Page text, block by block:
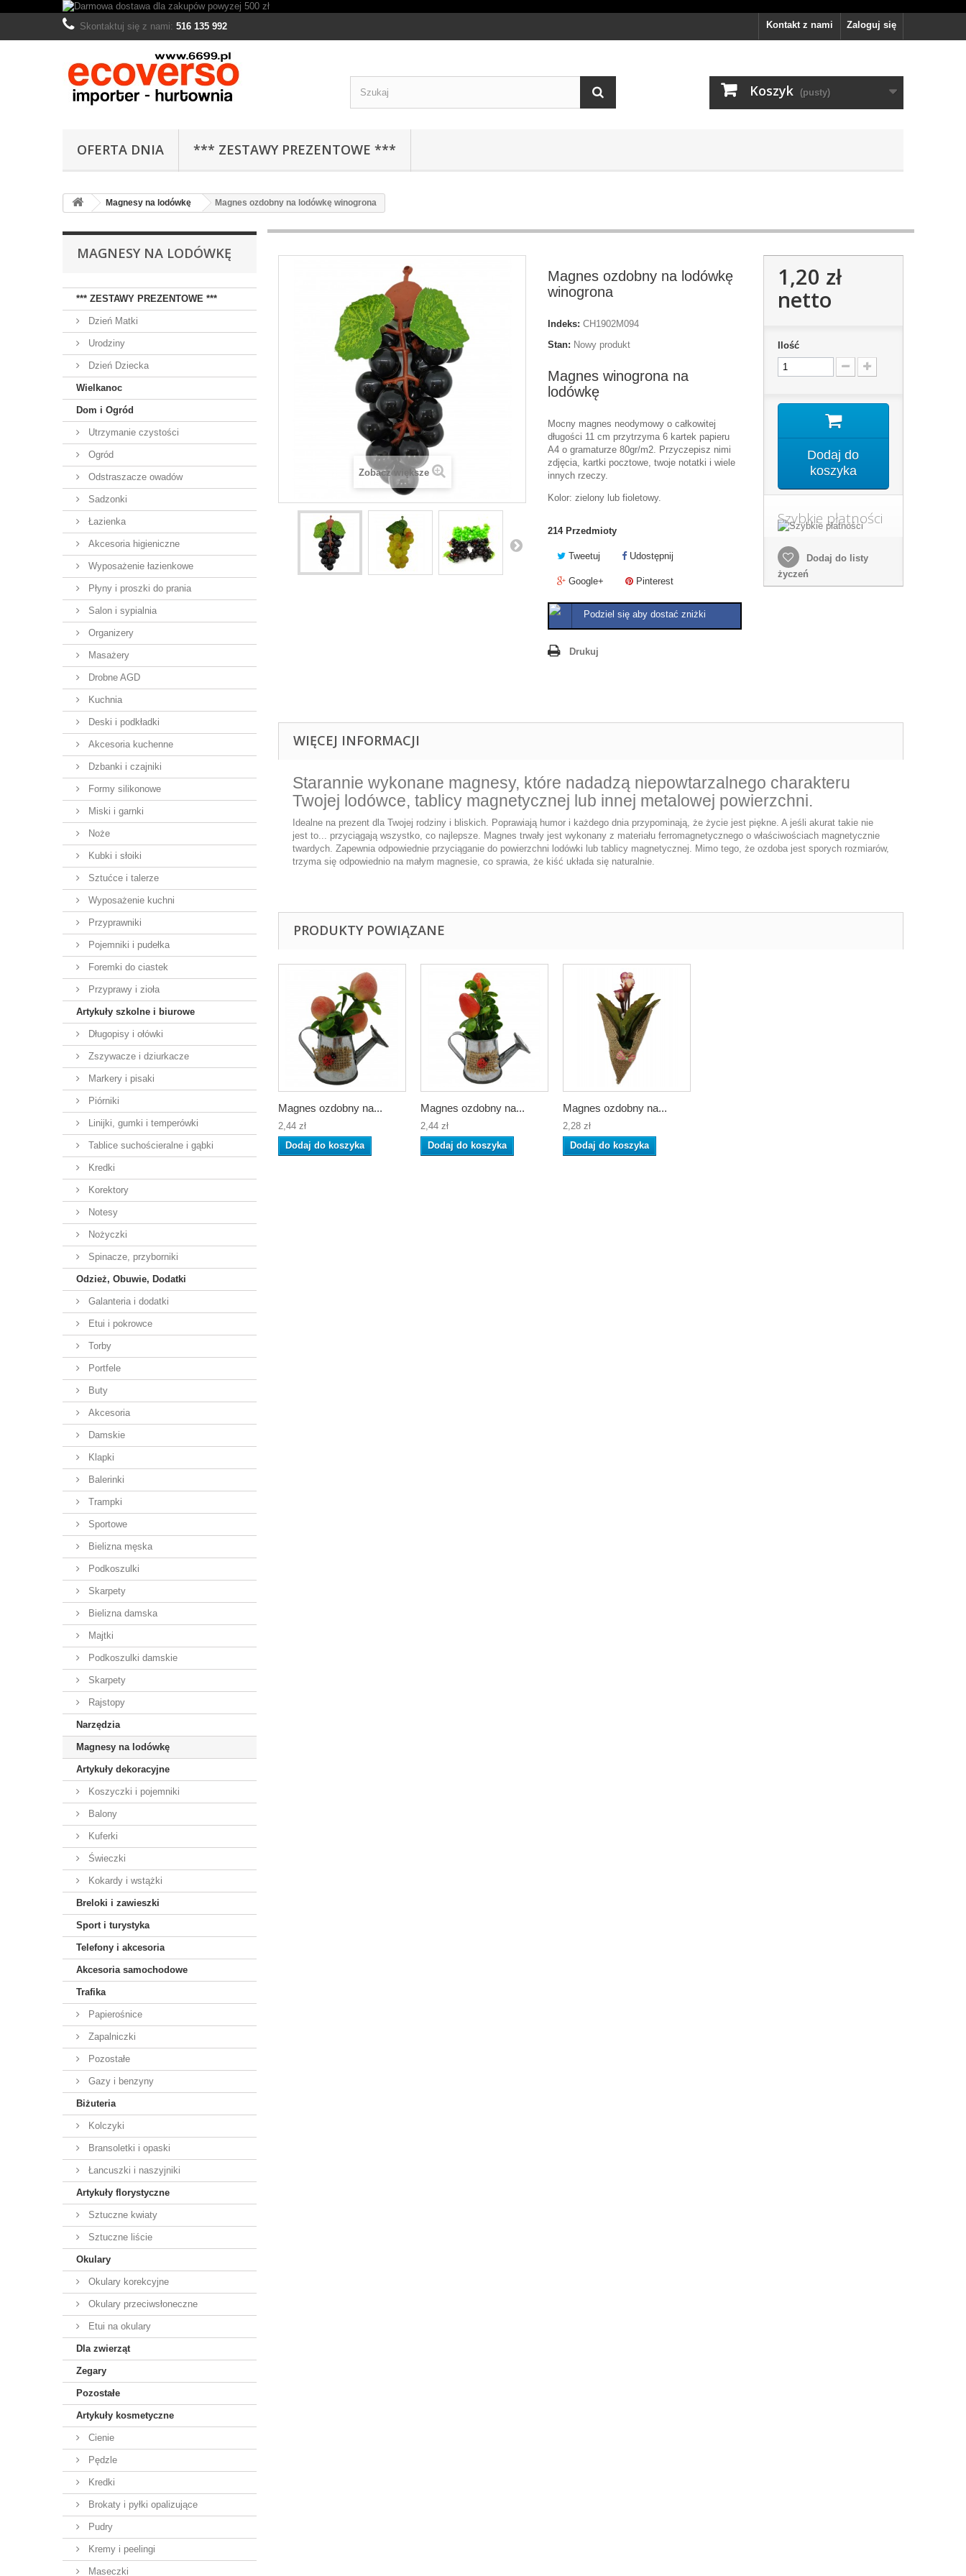
Zaloguj się
Kontakt z nami
Skontaktuj się z nami: 516 135 992
Koszyk (pusty)
OFERTA DNIA *** ZESTAWY PREZENTOWE ***
Magnesy na lodówkę Magnes ozdobny na lodówkę winogrona
MAGNESY NA LODÓWKĘ
*** ZESTAWY PREZENTOWE ***
Dzień Matki
Urodziny
Dzień Dziecka
Wielkanoc
Dom i Ogród
Utrzymanie czystości
Ogród
Odstraszacze owadów
Sadzonki
Łazienka
Akcesoria higieniczne
Wyposażenie łazienkowe
Płyny i proszki do prania
Salon i sypialnia
Organizery
Masażery
Drobne AGD
Kuchnia
Deski i podkładki
Akcesoria kuchenne
Dzbanki i czajniki
Formy silikonowe
Miski i garnki
Noże
Kubki i słoiki
Sztućce i talerze
Wyposażenie kuchni
Przyprawniki
Pojemniki i pudełka
Foremki do ciastek
Przyprawy i zioła
Artykuły szkolne i biurowe
Długopisy i ołówki
Zszywacze i dziurkacze
Markery i pisaki
Piórniki
Linijki, gumki i temperówki
Tablice suchościeralne i gąbki
Kredki
Korektory
Notesy
Nożyczki
Spinacze, przyborniki
Odzież, Obuwie, Dodatki
Galanteria i dodatki
Etui i pokrowce
Torby
Portfele
Buty
Akcesoria
Damskie
Klapki
Balerinki
Trampki
Sportowe
Bielizna męska
Podkoszulki
Skarpety
Bielizna damska
Majtki
Podkoszulki damskie
Skarpety
Rajstopy
Narzędzia
Magnesy na lodówkę
Artykuły dekoracyjne
Koszyczki i pojemniki
Balony
Kuferki
Świeczki
Kokardy i wstążki
Breloki i zawieszki
Sport i turystyka
Telefony i akcesoria
Akcesoria samochodowe
Trafika
Papierośnice
Zapalniczki
Pozostałe
Gazy i benzyny
Biżuteria
Kolczyki
Bransoletki i opaski
Łancuszki i naszyjniki
Artykuły florystyczne
Sztuczne kwiaty
Sztuczne liście
Okulary
Okulary korekcyjne
Okulary przeciwsłoneczne
Etui na okulary
Dla zwierząt
Zegary
Pozostałe
Artykuły kosmetyczne
Cienie
Pędzle
Kredki
Brokaty i pyłki opalizujące
Pudry
Kremy i peelingi
Maseczki
Zobacz większe
Magnes ozdobny na lodówkę
winogrona
Indeks: CH1902M094
Stan: Nowy produkt
Magnes winogrona na
lodówkę
Mocny magnes neodymowy o całkowitej
długości 11 cm przytrzyma 6 kartek papieru
A4 o gramaturze 80gr/m2. Przyczepisz nimi
zdjęcia, kartki pocztowe, twoje notatki i wiele
innych rzeczy.
Kolor: zielony lub fioletowy.
214 Przedmioty
Tweetuj Udostępnij
Google+ Pinterest
Podziel się aby dostać zniżki
Drukuj
1,20 zł
netto
Ilość
Dodaj do
koszyka
Szybkie płatności
Dodaj do listy
życzeń
WIĘCEJ INFORMACJI
Starannie wykonane magnesy, które nadadzą niepowtarzalnego charakteru
Twojej lodówce, tablicy magnetycznej lub innej metalowej powierzchni.
Idealne na prezent dla Twojej rodziny i bliskich. Poprawiają humor i każdego dnia przypominają, że życie jest piękne. A jeśli akurat takie nie
jest to... przyciągają wszystko, co najlepsze. Magnes trwały jest wykonany z materiału ferromagnetycznego o właściwościach magnetycznie
twardych. Zapewnia odpowiednie przyciąganie do powierzchni lodówki lub tablicy magnetycznej. Mimo tego, że ozdoba jest sporych rozmiarów,
trzyma się odpowiednio na małym magnesie, co sprawia, że kiść układa się naturalnie.
PRODUKTY POWIĄZANE
Magnes ozdobny na...
2,44 zł
Dodaj do koszyka
Magnes ozdobny na...
2,44 zł
Dodaj do koszyka
Magnes ozdobny na...
2,28 zł
Dodaj do koszyka